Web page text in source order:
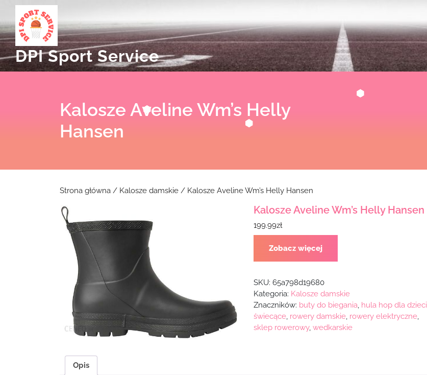
content
DPI Sport Service
Kalosze Aveline Wm’s Helly
Hansen
Strona główna / Kalosze damskie / Kalosze Aveline Wm’s Helly Hansen
Kalosze Aveline Wm’s Helly Hansen
199.99zł
Zobacz więcej
SKU: 65a798d19680
Kategoria: Kalosze damskie
Znaczników: buty do biegania hula hop dla dzieci
świecące, rowery damskie, rowery elektryczne,
sklep rowerowy, wedkarskie
Opis